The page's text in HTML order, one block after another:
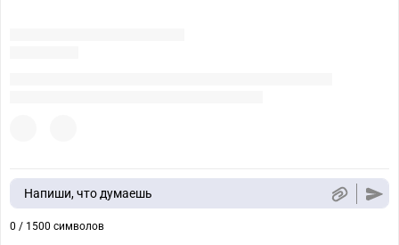
Напиши, что думаешь
0 / 1500 символов